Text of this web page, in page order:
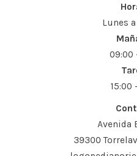
Lunes
09:00
15:00
Avenida
39300